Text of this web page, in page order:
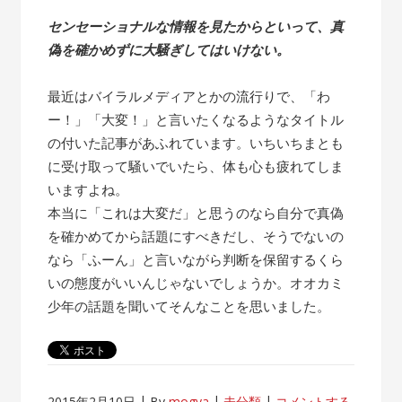
センセーショナルな情報を見たからといって、真
偽を確かめずに大騒ぎしてはいけない。
最近はバイラルメディアとかの流行りで、「わ
ー！」「大変！」と言いたくなるようなタイトル
の付いた記事があふれています。いちいちまとも
に受け取って騒いでいたら、体も心も疲れてしま
いますよね。
本当に「これは大変だ」と思うのなら自分で真偽
を確かめてから話題にすべきだし、そうでないの
なら「ふーん」と言いながら判断を保留するくら
いの態度がいいんじゃないでしょうか。オオカミ
少年の話題を聞いてそんなことを思いました。